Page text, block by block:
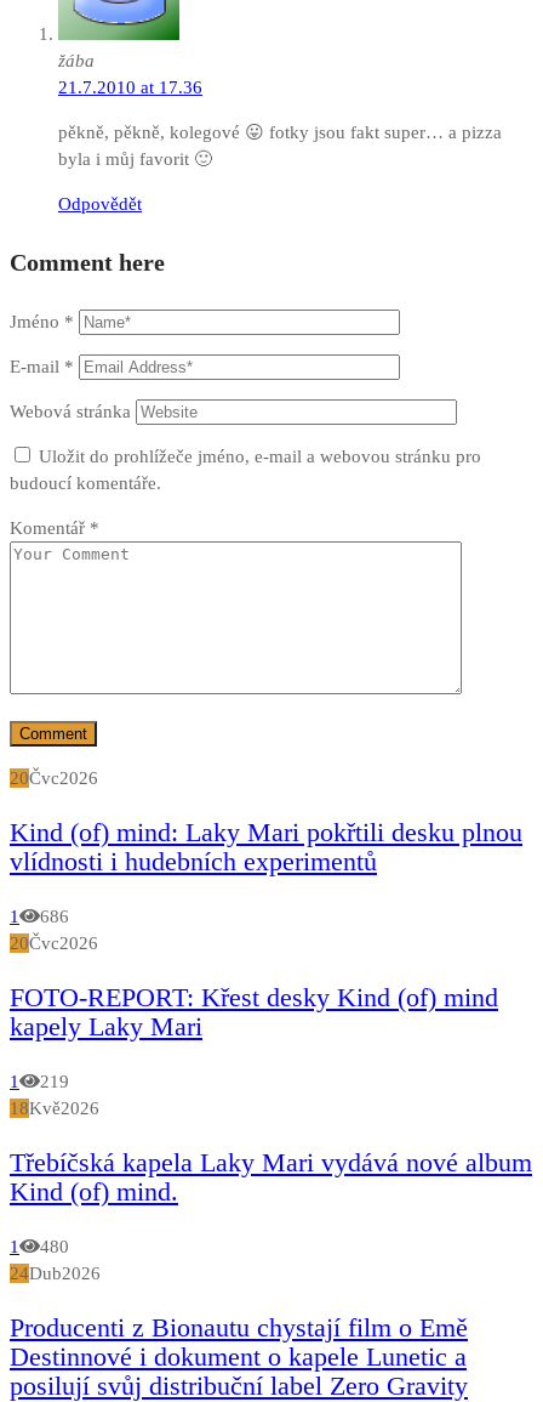
žába
21.7.2010 at 17.36
pěkně, pěkně, kolegové 😛 fotky jsou fakt super… a pizza
byla i můj favorit 🙂
Odpovědět
Comment here
Jméno *
E-mail *
Webová stránka
Uložit do prohlížeče jméno, e-mail a webovou stránku pro
budoucí komentáře.
Komentář *
20Čvc2026
Kind (of) mind: Laky Mari pokřtili desku plnou
vlídnosti i hudebních experimentů
1
686
20Čvc2026
FOTO-REPORT: Křest desky Kind (of) mind
kapely Laky Mari
1
219
18Kvě2026
Třebíčská kapela Laky Mari vydává nové album
Kind (of) mind.
1
480
24Dub2026
Producenti z Bionautu chystají film o Emě
Destinnové i dokument o kapele Lunetic a
posilují svůj distribuční label Zero Gravity